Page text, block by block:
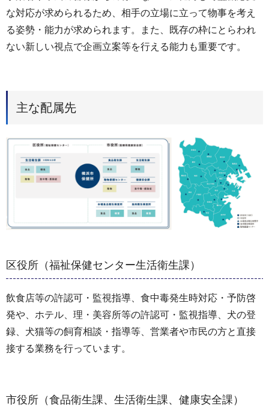
な対応が求められるため、相手の立場に立って物事を考え
る姿勢・能力が求められます。また、既存の枠にとらわれ
ない新しい視点で企画立案等を行える能力も重要です。
主な配属先
区役所（福祉保健センター生活衛生課）
飲食店等の許認可・監視指導、食中毒発生時対応・予防啓
発や、ホテル、理・美容所等の許認可・監視指導、犬の登
録、犬猫等の飼育相談・指導等、営業者や市民の方と直接
接する業務を行っています。
市役所（食品衛生課、生活衛生課、健康安全課）